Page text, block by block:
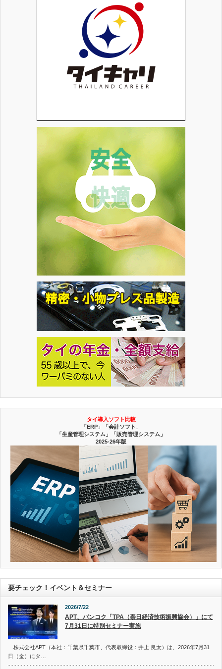
タイ導入ソフト比較
「ERP」「会計ソフト」
「生産管理システム」「販売管理システム」
2025-26年版
要チェック！イベント＆セミナー
2026/7/22
APT、バンコク「TPA（泰日経済技術振興協会）」にて
7月31日に特別セミナー実施
株式会社APT（本社：千葉県千葉市、代表取締役：井上 良太）は、2026年7月31
日（金）にタ…